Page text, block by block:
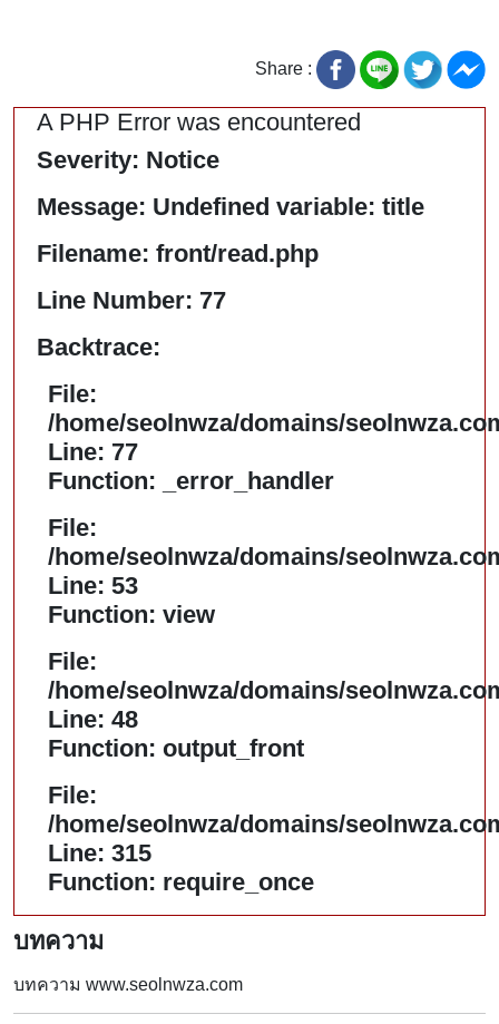
Share :
A PHP Error was encountered
Severity: Notice
Message: Undefined variable: title
Filename: front/read.php
Line Number: 77
Backtrace:
File:
/home/seolnwza/domains/
Line: 77
Function: _error_handler
File:
/home/seolnwza/domains/
Line: 53
Function: view
File:
/home/seolnwza/domains/
Line: 48
Function: output_front
File:
/home/seolnwza/domains/
Line: 315
Function: require_once
บทความ
บทความ www.seolnwza.com